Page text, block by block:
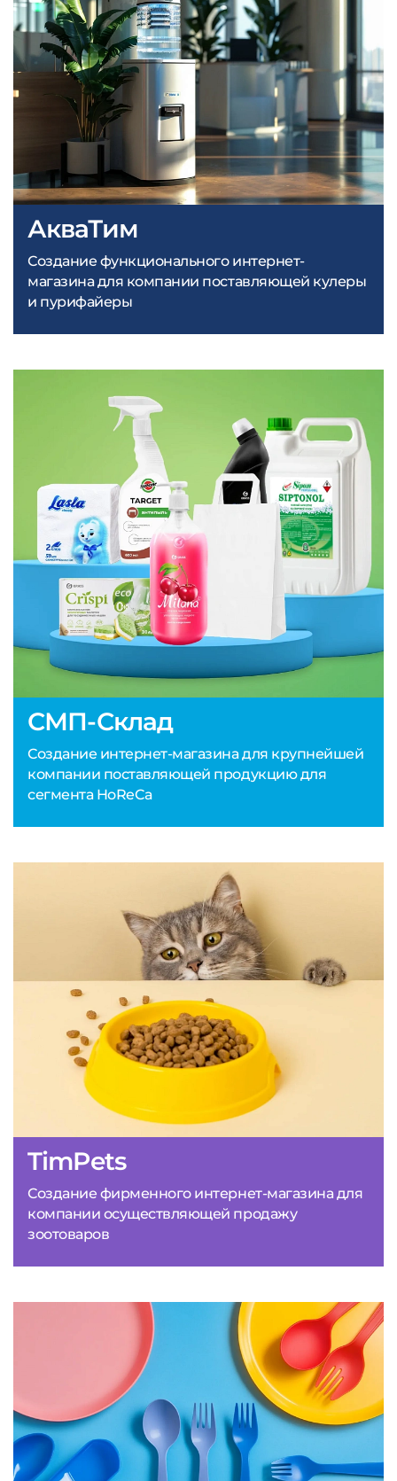
СМП-Склад
Создание интернет-магазина для крупнейшей
компании поставляющей продукцию для
сегмента HoReCa
АкваТим
Создание функционального интернет-
магазина для компании поставляющей кулеры
и пурифайеры
TimPets
Создание фирменного интернет-магазина для
компании осуществляющей продажу
зоотоваров